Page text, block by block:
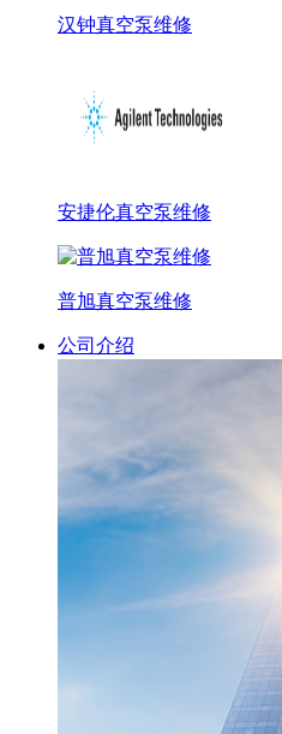
汉钟真空泵维修
安捷伦真空泵维修
普旭真空泵维修
公司介绍